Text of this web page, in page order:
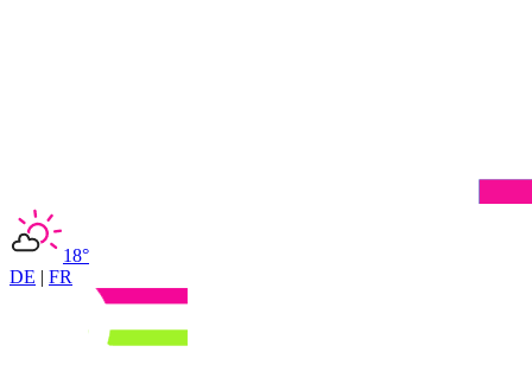
18°
DE | FR